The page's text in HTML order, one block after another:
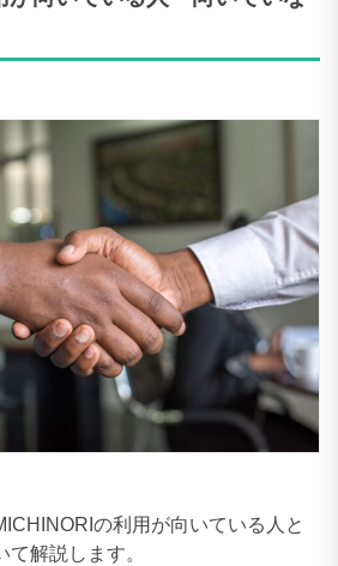
の利用が向いている人と
解説します。